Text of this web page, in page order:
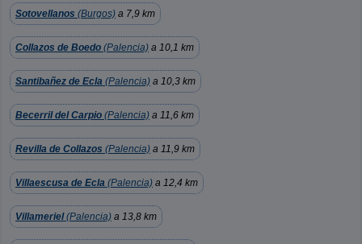
Sotovellanos (Burgos) a 7,9 km
Collazos de Boedo (Palencia) a 10,1 km
Santibañez de Ecla (Palencia) a 10,3 km
Becerril del Carpio (Palencia) a 11,6 km
Revilla de Collazos (Palencia) a 11,9 km
Villaescusa de Ecla (Palencia) a 12,4 km
Villameriel(Palencia) a 13,8 km